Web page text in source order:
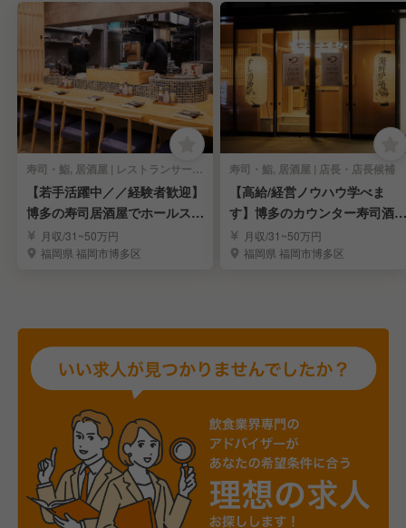
寿司・鮨, 居酒屋 | レストランサービス・ホールスタッフ
【若手活躍中／／経験者歓迎】
博多の寿司居酒屋でホールスタ
ッフ募集＊
月収/31~50万円
福岡県 福岡市博多区
寿司・鮨, 居酒屋 | 店長・店長候補
【高給/経営ノウハウ学べま
す】博多のカウンター寿司酒場
の店長候補を募集＊
月収/31~50万円
福岡県 福岡市博多区